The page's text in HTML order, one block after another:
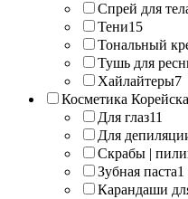
Спрей для
Тени15
Тональный
Тушь для
Хайлайтеры7
Косметика
Для глаз11
Для
Скрабы |
Зубная паста1
Карандаши